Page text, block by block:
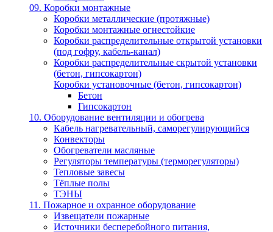
09. Коробки монтажные
Коробки металлические (протяжные)
Коробки монтажные огнестойкие
Коробки распределительные открытой установки
(под гофру, кабель-канал)
Коробки распределительные скрытой установки
(бетон, гипсокартон)
Коробки установочные (бетон, гипсокартон)
Бетон
Гипсокартон
10. Оборудование вентиляции и обогрева
Кабель нагревательный, саморегулирующийся
Конвекторы
Обогреватели масляные
Регуляторы температуры (терморегуляторы)
Тепловые завесы
Тёплые полы
ТЭНЫ
11. Пожарное и охранное оборудование
Извещатели пожарные
Источники бесперебойного питания,